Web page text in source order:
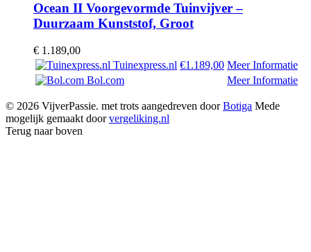
Ocean II Voorgevormde Tuinvijver –
Duurzaam Kunststof, Groot
€ 1.189,00
Tuinexpress.nl €1.189,00 Meer Informatie
Bol.com
Meer Informatie
© 2026 VijverPassie. met trots aangedreven doorBotiga Mede
mogelijk gemaakt doorvergeliking.nl
Terug naar boven